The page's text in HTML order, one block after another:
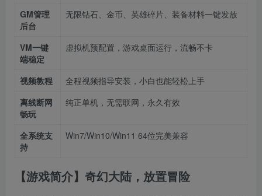
GM管理
后台
无限钻石、金币、英雄碎片、装备材料一键发放
VM一键
端稳定
虚拟机预配置，游戏桌面运行，流畅不卡
视频教程
全程视频指导安装，小白也能轻松上手
离线断网
畅玩
纯正单机，无需联网，永久有效
全系统支
持
Win7/Win10/Win11 64位完美兼容
【游戏简介】奇幻大陆，放置冒险